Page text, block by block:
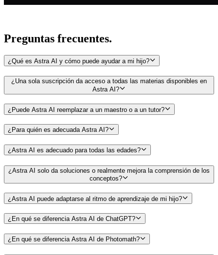
Preguntas frecuentes.
¿Qué es Astra AI y cómo puede ayudar a mi hijo?
¿Una sola suscripción da acceso a todas las materias disponibles en
Astra AI?
¿Puede Astra AI reemplazar a un maestro o a un tutor?
¿Para quién es adecuada Astra AI?
¿Astra AI es adecuado para todas las edades?
¿Astra AI solo da soluciones o realmente mejora la comprensión de los
conceptos?
¿Astra AI puede adaptarse al ritmo de aprendizaje de mi hijo?
¿En qué se diferencia Astra AI de ChatGPT?
¿En qué se diferencia Astra AI de Photomath?